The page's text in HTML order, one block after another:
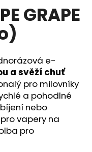
GRAPE
e-
a svěží chuť
pro milovníky
a pohodlné
nebo
vapery na
pro